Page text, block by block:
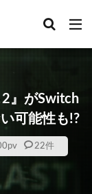
』がSwitch
可能性も!?
pv 22件